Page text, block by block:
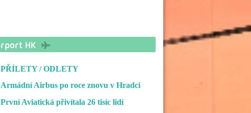
PŘÍLETY / ODLETY
Armádní Airbus po roce znovu v Hradci
První Aviatická přivítala 26 tisíc lidí